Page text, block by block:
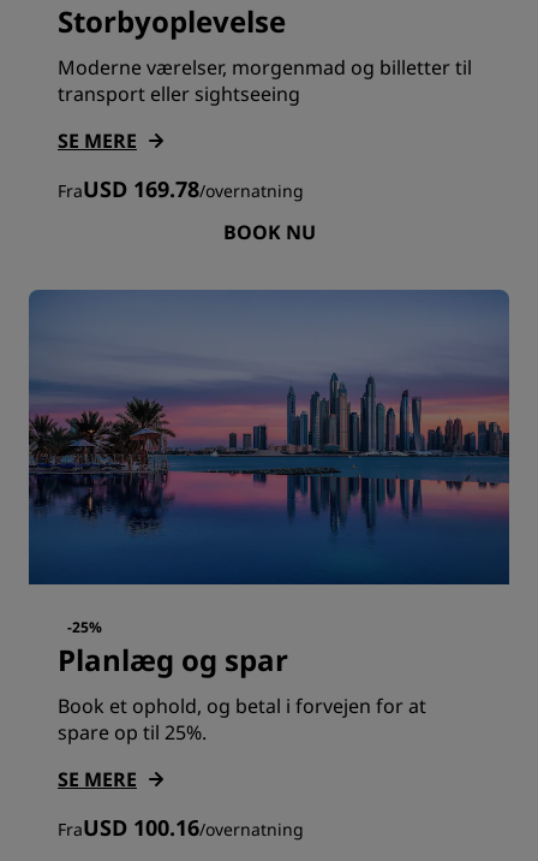
Storbyoplevelse
Moderne værelser, morgenmad og billetter til
transport eller sightseeing
SE MERE
FraUSD 169.78/overnatning
BOOK NU
-25%
Planlæg og spar
Book et ophold, og betal i forvejen for at
spare op til 25%.
SE MERE
FraUSD 100.16/overnatning